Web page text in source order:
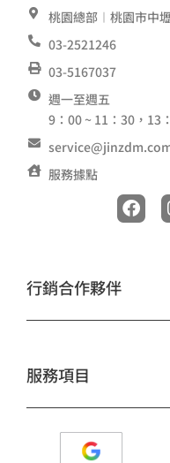
桃園總部︱桃園市中
03-2521246
03-5167037
週一至週五
9：00 ~ 11：30，13
服務據點
F
a
c
k
行銷合作夥伴
服務項目